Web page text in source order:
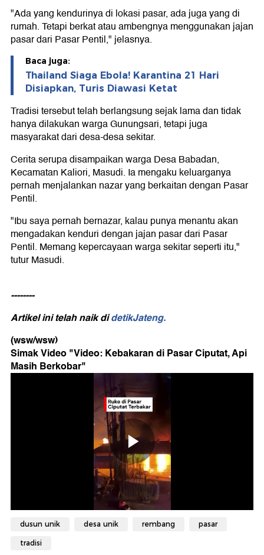
"Ada yang kendurinya di lokasi pasar, ada juga yang di
rumah. Tetapi berkat atau ambengnya menggunakan jajan
pasar dari Pasar Pentil," jelasnya.
Baca juga:
Thailand Siaga Ebola! Karantina 21 Hari
Disiapkan, Turis Diawasi Ketat
Tradisi tersebut telah berlangsung sejak lama dan tidak
hanya dilakukan warga Gunungsari, tetapi juga
masyarakat dari desa-desa sekitar.
Cerita serupa disampaikan warga Desa Babadan,
Kecamatan Kaliori, Masudi. Ia mengaku keluarganya
pernah menjalankan nazar yang berkaitan dengan Pasar
Pentil.
"Ibu saya pernah bernazar, kalau punya menantu akan
mengadakan kenduri dengan jajan pasar dari Pasar
Pentil. Memang kepercayaan warga sekitar seperti itu,"
tutur Masudi.
--------
Artikel ini telah naik didetikJateng.
(wsw/wsw)
Simak Video "Video: Kebakaran di Pasar Ciputat, Api
Masih Berkobar"
dusun unik desa unik rembang pasar
tradisi